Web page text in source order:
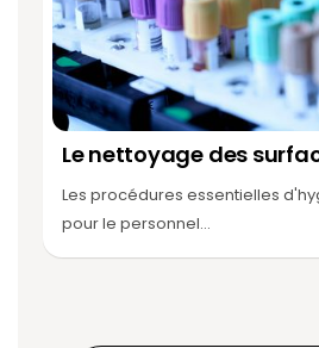
Le nettoyage des
Les procédures essentielles
pour le personnel...